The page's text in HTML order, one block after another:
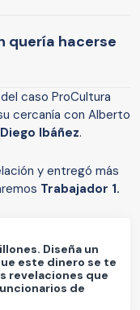
quería hacerse
caso ProCultura
cercanía con Alberto
Diego Ibáñez.
y entregó más
Trabajador 1.
Diseña un
este dinero se te
revelaciones que
de